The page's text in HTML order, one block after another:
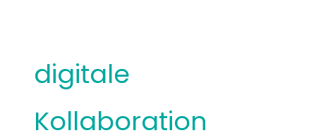
digitale
Kollaboration